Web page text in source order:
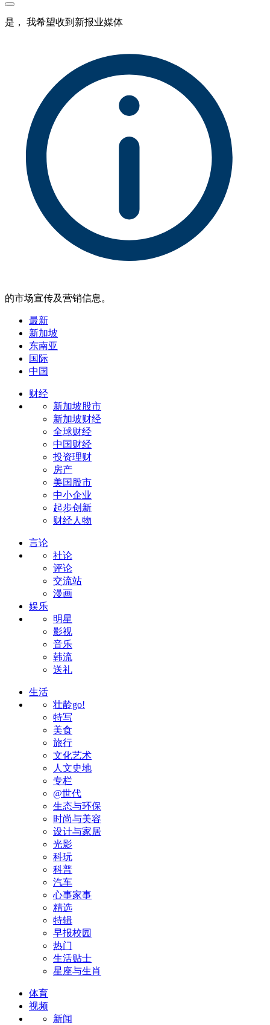
是， 我希望收到新报业媒体
的市场宣传及营销信息。
最新
新加坡
东南亚
国际
中国
财经
新加坡股市
新加坡财经
全球财经
中国财经
投资理财
房产
美国股市
中小企业
起步创新
财经人物
言论
社论
评论
交流站
漫画
娱乐
明星
影视
音乐
韩流
送礼
生活
壮龄go!
特写
美食
旅行
文化艺术
人文史地
专栏
@世代
生态与环保
时尚与美容
设计与家居
光影
科玩
科普
汽车
心事家事
精选
特辑
早报校园
热门
生活贴士
星座与生肖
体育
视频
新闻